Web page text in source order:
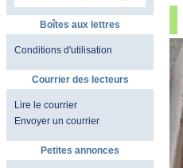
Boîtes aux lettres
Conditions d'utilisation
Courrier des lecteurs
Lire le courrier
Envoyer un courrier
Petites annonces